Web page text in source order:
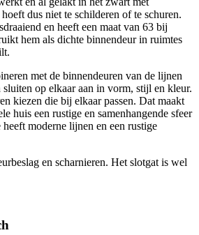
dus niet te schilderen of te schuren.
en heeft een maat van 63 bij
hem als dichte binnendeur in ruimtes
met de binnendeuren van de lijnen
op elkaar aan in vorm, stijl en kleur.
kiezen die bij elkaar passen. Dat maakt
huis een rustige en samenhangende sfeer
moderne lijnen en een rustige
en scharnieren. Het slotgat is wel